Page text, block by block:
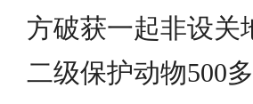
方破获一起非设关
二级保护动物500